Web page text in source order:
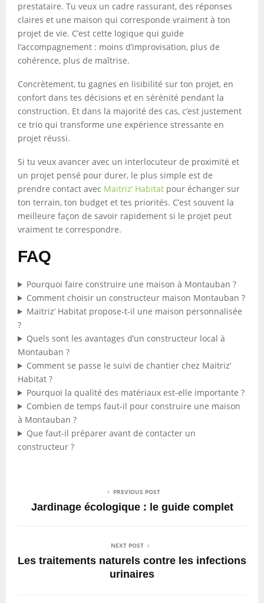
prestataire. Tu veux un cadre rassurant, des réponses
claires et une maison qui corresponde vraiment à ton
projet de vie. C’est cette logique qui guide
l’accompagnement : moins d’improvisation, plus de
cohérence, plus de maîtrise.
Concrètement, tu gagnes en lisibilité sur ton projet, en
confort dans tes décisions et en sérénité pendant la
construction. Et dans la majorité des cas, c’est justement
ce trio qui transforme une expérience stressante en
projet réussi.
Si tu veux avancer avec un interlocuteur de proximité et
un projet pensé pour durer, le plus simple est de
prendre contact avec Maitriz’ Habitat pour échanger sur
ton terrain, ton budget et tes priorités. C’est souvent la
meilleure façon de savoir rapidement si le projet peut
vraiment te correspondre.
FAQ
Pourquoi faire construire une maison à Montauban ?
Comment choisir un constructeur maison Montauban ?
Maitriz’ Habitat propose-t-il une maison personnalisée
?
Quels sont les avantages d’un constructeur local à
Montauban ?
Comment se passe le suivi de chantier chez Maitriz’
Habitat ?
Pourquoi la qualité des matériaux est-elle importante ?
Combien de temps faut-il pour construire une maison
à Montauban ?
Que faut-il préparer avant de contacter un
constructeur ?
PREVIOUS POST
Jardinage écologique : le guide complet
NEXT POST
Les traitements naturels contre les infections
urinaires